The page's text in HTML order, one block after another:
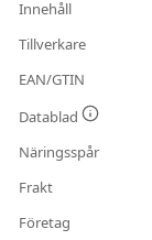
Innehåll
Tillverkare
EAN/GTIN
Datablad
Näringsspår
Frakt
Företag